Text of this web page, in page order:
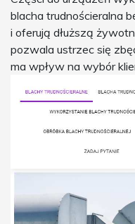
blacha trudnościeralna
i oferują dłuższą
pozwala ustrzec się
ma wpływ na wybór